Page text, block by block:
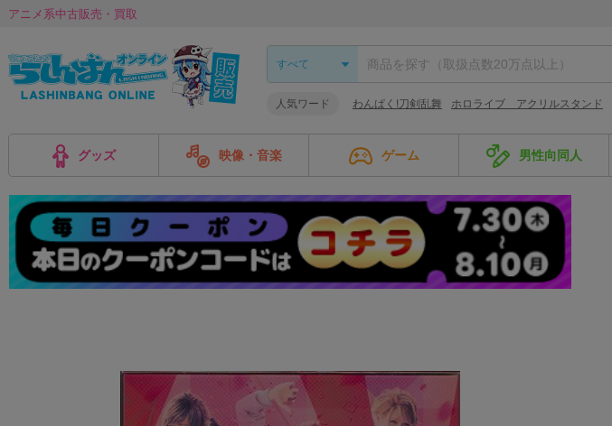
アニメ系中古販売・買取
人気ワード わんぱく!刀剣乱舞 ホロライブ アクリルスタンド
グッズ 映像・音楽 ゲーム 男性向同人